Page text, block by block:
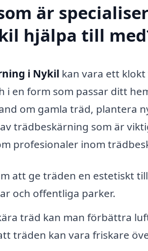
är
hjälpa till
i Nykil kan vara ett
i en form som passar ditt
om gamla träd, plantera
trädbeskärning som är
profesionaler inom
att ge träden en estetiskt
och offentliga parker.
träd kan man förbättra
träden kan vara friskare